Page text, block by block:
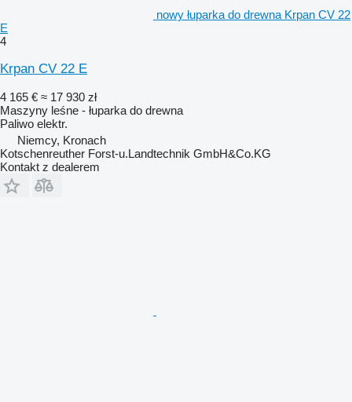
nowy łuparka do drewna Krpan CV 22
E
4
Krpan CV 22 E
4 165 € ≈ 17 930 zł
Maszyny leśne - łuparka do drewna
Paliwo elektr.
Niemcy, Kronach
Kotschenreuther Forst-u.Landtechnik GmbH&Co.KG
Kontakt z dealerem